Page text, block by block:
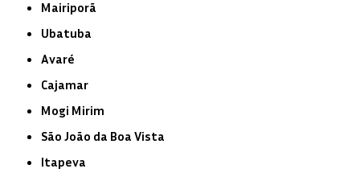
Mairiporã
Ubatuba
Avaré
Cajamar
Mogi Mirim
São João da Boa Vista
Itapeva